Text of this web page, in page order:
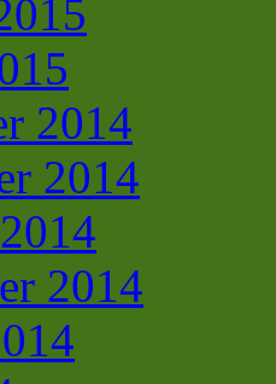
2014
2014
2014